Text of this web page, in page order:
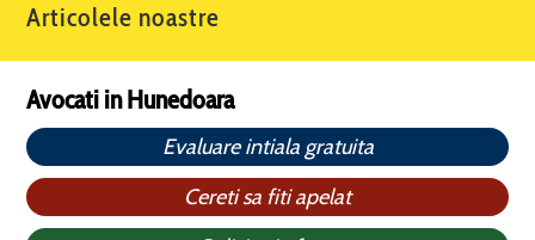
Articolele noastre
Avocati in Hunedoara
Evaluare intiala gratuita
Cereti sa fiti apelat